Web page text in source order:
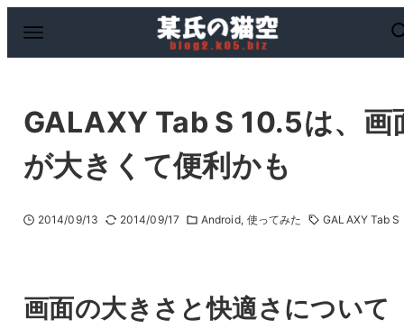
GALAXY Tab S 10.5は、画
が大きくて便利かも
2014/09/13 2014/09/17 Android 使ってみた GALAXY Tab S
画面の大きさと快適さについて